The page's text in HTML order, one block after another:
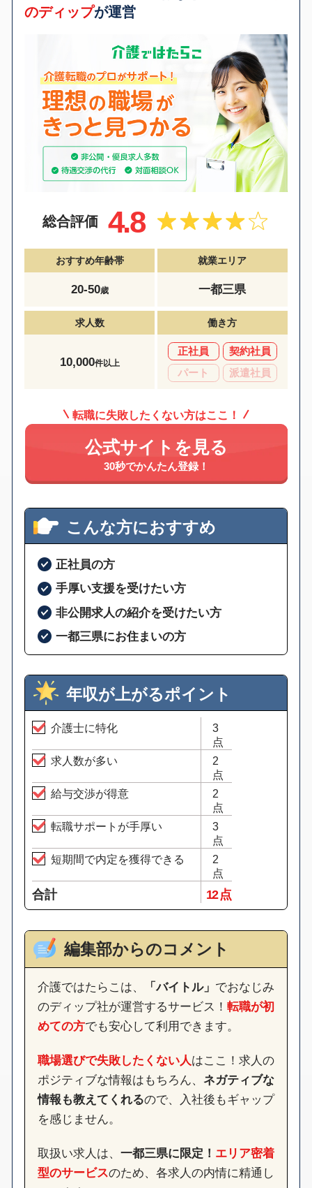
のディップが運営
総合評価 4.8
おすすめ年齢帯
20-50歳
就業エリア
一都三県
求人数
10,000件以上
働き方
正社員
契約社員
パート
派遣社員
転職に失敗したくない方はここ！
公式サイトを見る
30秒でかんたん登録！
こんな方におすすめ
正社員の方
手厚い支援を受けたい方
非公開求人の紹介を受けたい方
一都三県にお住まいの方
年収が上がるポイント
介護士に特化
3
点
求人数が多い
2
点
給与交渉が得意
2
点
転職サポートが手厚い
3
点
短期間で内定を獲得できる
2
点
合計 12 点
編集部からのコメント
介護ではたらこは、 「バイトル」 でおなじみ
のディップ社が運営するサービス！ 転職が初
めての方でも安心して利用できます。
職場選びで失敗したくない人はここ！求人の
ポジティブな情報はもちろん、 ネガティブな
情報も教えてくれるので、入社後もギャップ
を感じません。
取扱い求人は、 一都三県に限定！ エリア密着
型のサービスのため、各求人の内情に精通し